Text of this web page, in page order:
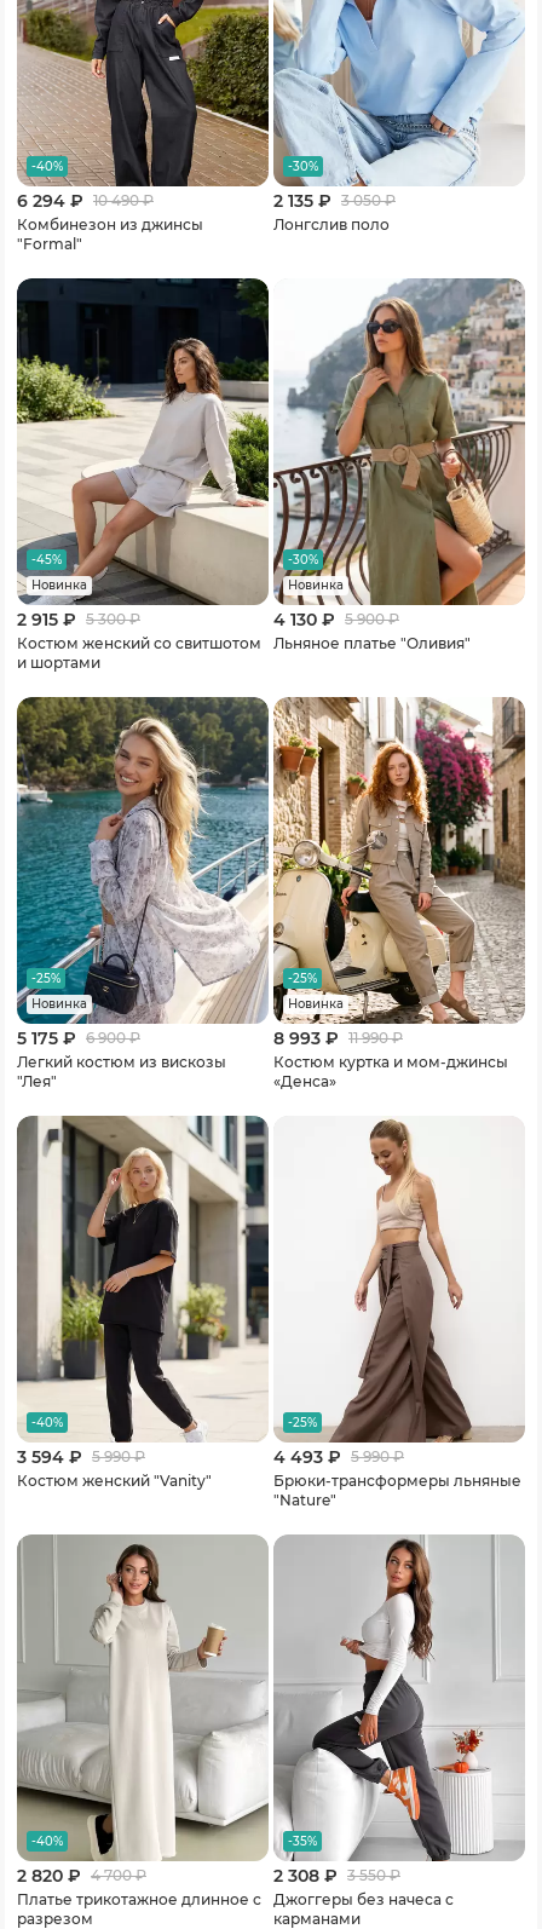
-40%
6 294 ₽ 10 490₽
Комбинезон из джинсы
"Formal"
-30%
2 135 ₽ 3 050₽
Лонгслив поло
-45%
Новинка
2 915 ₽ 5 300₽
Костюм женский со свитшотом
и шортами
-30%
Новинка
4 130 ₽ 5 900₽
Льняное платье "Оливия"
-25%
Новинка
5 175 ₽ 6 900₽
Легкий костюм из вискозы
"Лея"
-25%
Новинка
8 993 ₽ 11 990₽
Костюм куртка и мом-джинсы
«Денса»
-40%
3 594 ₽ 5 990₽
Костюм женский "Vanity"
-25%
4 493 ₽ 5 990₽
Брюки-трансформеры льняные
"Nature"
-40%
2 820 ₽ 4 700₽
Платье трикотажное длинное с
разрезом
-35%
2 308 ₽ 3 550₽
Джоггеры без начеса с
карманами